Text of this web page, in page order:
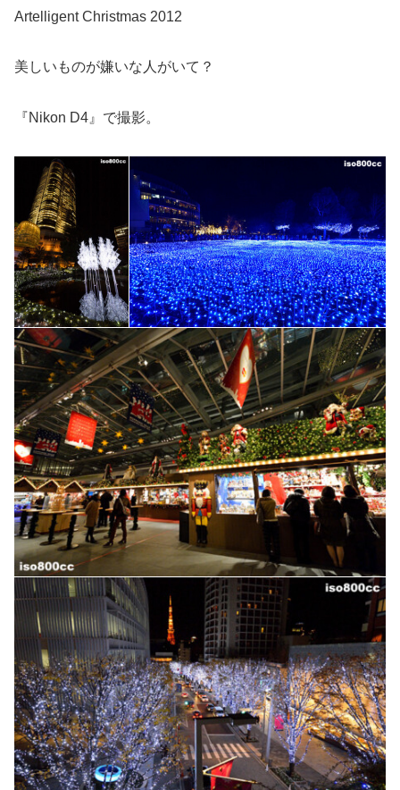
Artelligent Christmas 2012
美しいものが嫌いな人がいて？
『Nikon D4』で撮影。